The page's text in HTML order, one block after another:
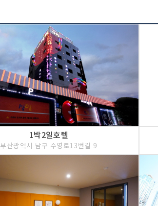
1박2일호텔
부산광역시 남구 수영로13번길 9